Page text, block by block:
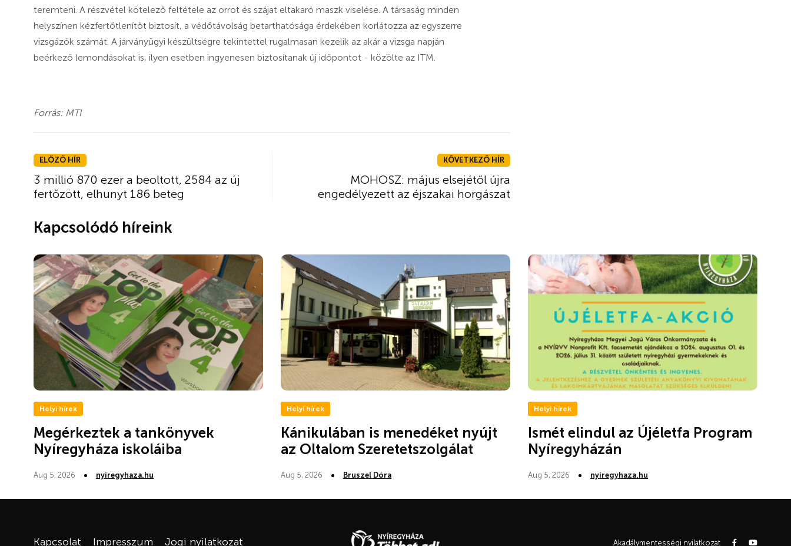
teremteni. A részvétel kötelező feltétele az orrot és szájat eltakaró maszk viselése. A társaság minden
helyszínen kézfertőtlenítőt biztosít, a védőtávolság betarthatósága érdekében korlátozza az egyszerre
vizsgázók számát. A járványügyi készültségre tekintettel rugalmasan kezelik az akár a vizsga napján
beérkező lemondásokat is, ilyen esetben ingyenesen biztosítanak új időpontot - közölte az ITM.
Forrás: MTI
ELŐZŐ HÍR
3 millió 870 ezer a beoltott, 2584 az új
fertőzött, elhunyt 186 beteg
KÖVETKEZŐ HÍR
MOHOSZ: május elsejétől újra
engedélyezett az éjszakai horgászat
Kapcsolódó híreink
Helyi hírek
Megérkeztek a tankönyvek
Nyíregyháza iskoláiba
Aug 5, 2026 nyiregyhaza.hu
Helyi hírek
Kánikulában is menedéket nyújt
az Oltalom Szeretetszolgálat
Aug 5, 2026 Bruszel Dóra
Helyi hírek
Ismét elindul az Újéletfa Program
Nyíregyházán
Aug 5, 2026 nyiregyhaza.hu
Kapcsolat Impresszum Jogi nyilatkozat Akadálymentességi nyilatkozat